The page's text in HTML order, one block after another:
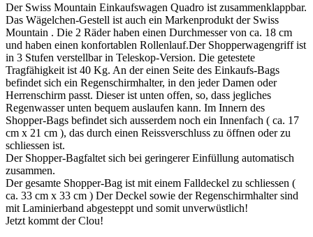
Der Swiss Mountain Einkaufswagen Quadro ist zusammenklappbar.
Das Wägelchen-Gestell ist auch ein Markenprodukt der Swiss
Mountain . Die 2 Räder haben einen Durchmesser von ca. 18 cm
und haben einen konfortablen Rollenlauf.Der Shopperwagengriff ist
in 3 Stufen verstellbar in Teleskop-Version. Die getestete
Tragfähigkeit ist 40 Kg. An der einen Seite des Einkaufs-Bags
befindet sich ein Regenschirmhalter, in den jeder Damen oder
Herrenschirm passt. Dieser ist unten offen, so, dass jegliches
Regenwasser unten bequem auslaufen kann. Im Innern des
Shopper-Bags befindet sich ausserdem noch ein Innenfach ( ca. 17
cm x 21 cm ), das durch einen Reissverschluss zu öffnen oder zu
schliessen ist.
Der Shopper-Bagfaltet sich bei geringerer Einfüllung automatisch
zusammen.
Der gesamte Shopper-Bag ist mit einem Falldeckel zu schliessen (
ca. 33 cm x 33 cm ) Der Deckel sowie der Regenschirmhalter sind
mit Laminierband abgesteppt und somit unverwüstlich!
Jetzt kommt der Clou!